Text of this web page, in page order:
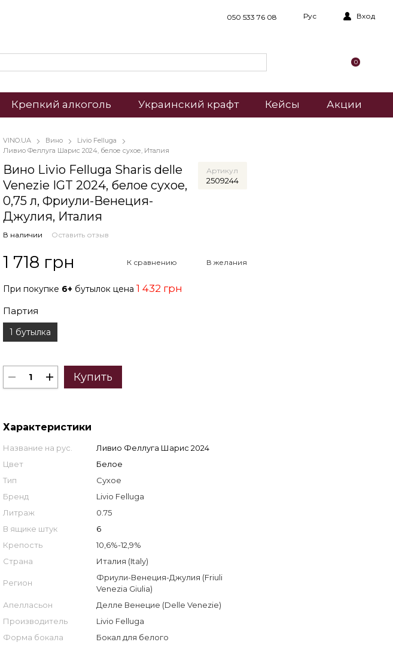
050 533 76 08 Рус Вход
0
Крепкий алкоголь Украинский крафт Кейсы Акции
VINO.UA Вино
Livio Felluga
Ливио Феллуга Шарис 2024, белое сухое, Италия
Вино Livio Felluga Sharis delle
Venezie IGT 2024, белое сухое,
0,75 л, Фриули-Венеция-
Джулия, Италия
Артикул
2509244
В наличии Оставить отзыв
1 718 грн К сравнению В желания
При покупке 6+ бутылок цена 1 432 грн
Партия
1 бутылка
Купить
Характеристики
Название на рус.
Ливио Феллуга Шарис 2024
Цвет
Белое
Тип
Сухое
Бренд
Livio Felluga
Литраж
0.75
В ящике штук
6
Крепость
10,6%-12,9%
Страна
Италия (Italy)
Регион
Фриули-Венеция-Джулия (Friuli
Venezia Giulia)
Апелласьон
Делле Венецие (Delle Venezie)
Производитель
Livio Felluga
Форма бокала
Бокал для белого